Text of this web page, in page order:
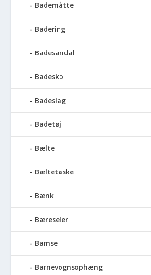
Bademåtte
Badering
Badesandal
Badesko
Badeslag
Badetøj
Bælte
Bæltetaske
Bænk
Bæreseler
Bamse
Barnevognsophæng